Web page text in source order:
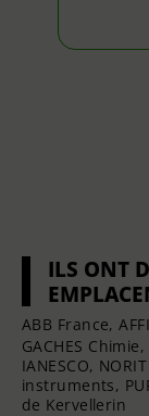
ILS ONT
ABB France,
GACHES
IANESCO,
instruments,
de Kervellerin